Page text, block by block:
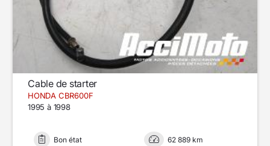
Cable de starter
HONDA CBR600F
1995 à 1998
Bon état 62 889 km